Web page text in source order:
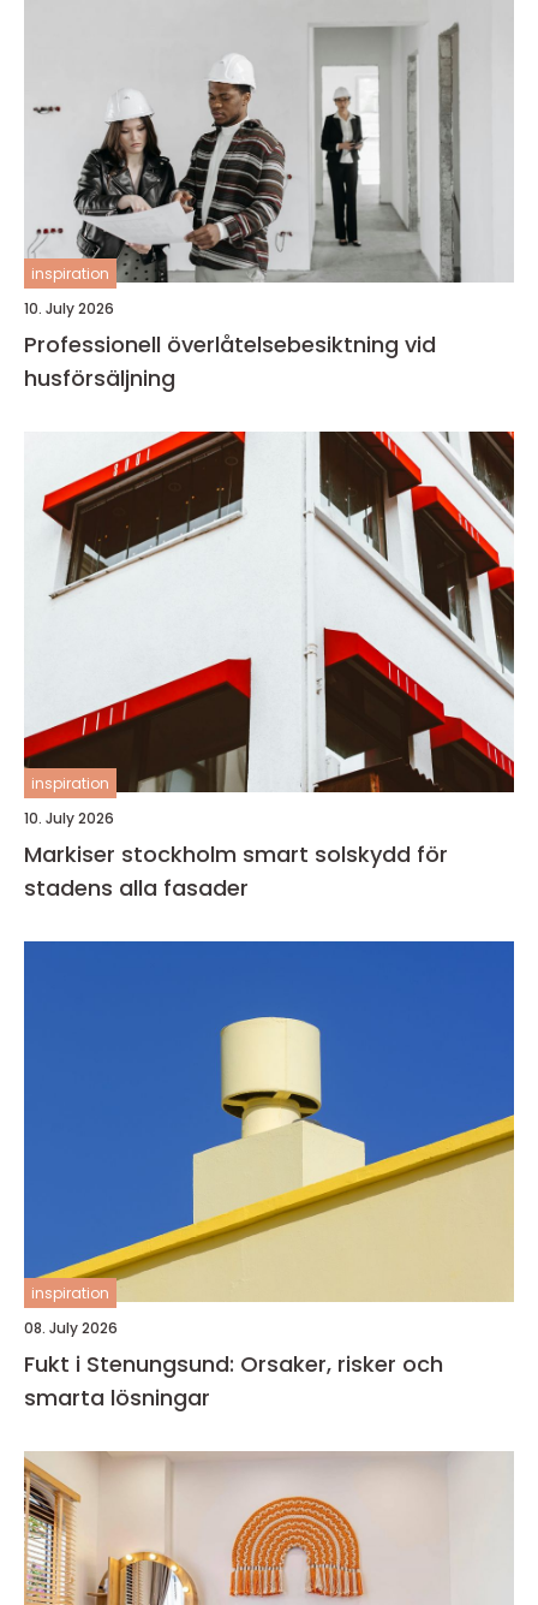
inspiration
10. July 2026
Professionell överlåtelsebesiktning vid
husförsäljning
inspiration
10. July 2026
Markiser stockholm smart solskydd för
stadens alla fasader
inspiration
08. July 2026
Fukt i Stenungsund: Orsaker, risker och
smarta lösningar